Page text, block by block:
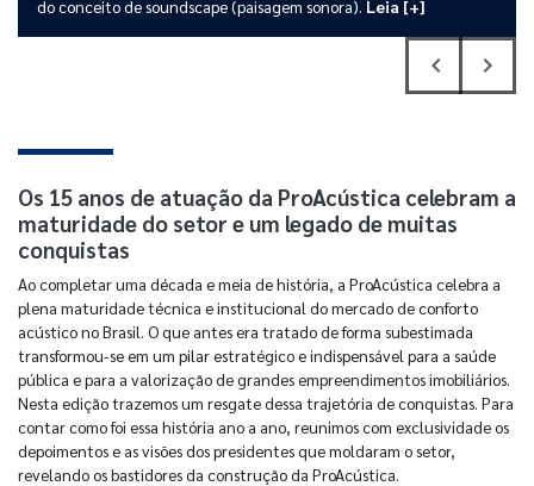
do conceito de soundscape (paisagem sonora). Leia [+]
Os 15 anos de atuação da ProAcústica celebram a
maturidade do setor e um legado de muitas
conquistas
Ao completar uma década e meia de história, a ProAcústica celebra a
plena maturidade técnica e institucional do mercado de conforto
acústico no Brasil. O que antes era tratado de forma subestimada
transformou-se em um pilar estratégico e indispensável para a saúde
pública e para a valorização de grandes empreendimentos imobiliários.
Nesta edição trazemos um resgate dessa trajetória de conquistas. Para
contar como foi essa história ano a ano, reunimos com exclusividade os
depoimentos e as visões dos presidentes que moldaram o setor,
revelando os bastidores da construção da ProAcústica.
navigate_beforePreviousnavigate_nextNext